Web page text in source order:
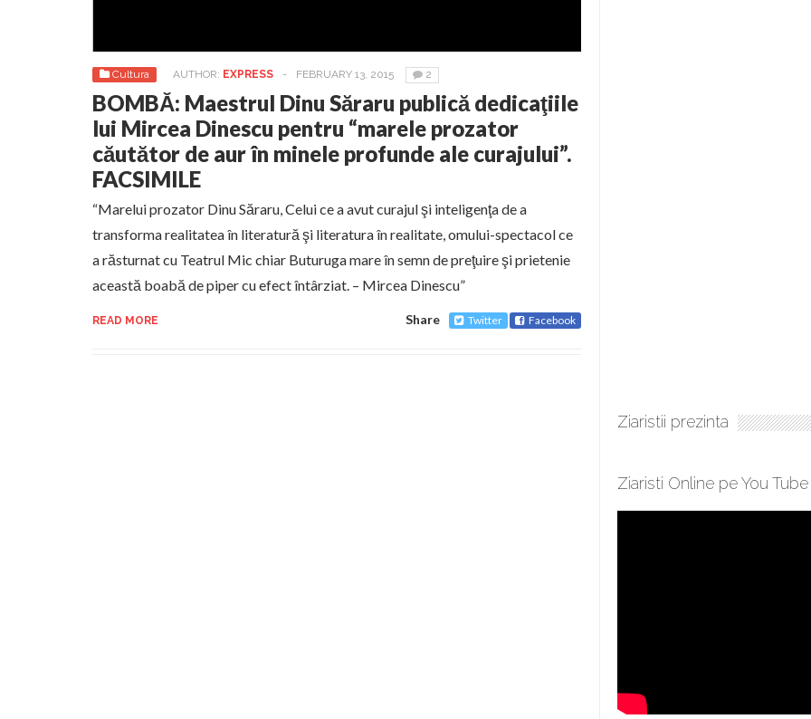
Cultura AUTHOR: EXPRESS - FEBRUARY 13, 2015 2
BOMBĂ: Maestrul Dinu Săraru publică dedicaţiile
lui Mircea Dinescu pentru “marele prozator
căutător de aur în minele profunde ale curajului”.
FACSIMILE
“Marelui prozator Dinu Săraru, Celui ce a avut curajul şi inteligenţa de a
transforma realitatea în literatură şi literatura în realitate, omului-spectacol ce
a răsturnat cu Teatrul Mic chiar Buturuga mare în semn de preţuire şi prietenie
această boabă de piper cu efect întârziat. – Mircea Dinescu”
READ MORE Share Twitter Facebook
Ziaristii prezinta
Ziaristi Online pe You Tube